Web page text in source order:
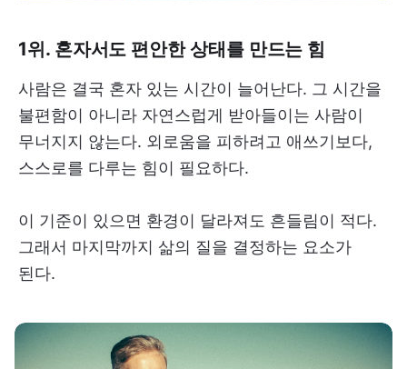
1위. 혼자서도 편안한 상태를 만드는 힘
사람은 결국 혼자 있는 시간이 늘어난다. 그 시간을
불편함이 아니라 자연스럽게 받아들이는 사람이
무너지지 않는다. 외로움을 피하려고 애쓰기보다,
스스로를 다루는 힘이 필요하다.
이 기준이 있으면 환경이 달라져도 흔들림이 적다.
그래서 마지막까지 삶의 질을 결정하는 요소가
된다.